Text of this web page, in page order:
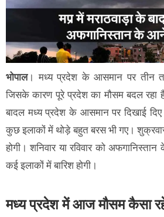
भोपाल। मध्य प्रदेश के आसमान पर तीन
जिसके कारण पूरे प्रदेश का मौसम बदल रहा
बादल मध्य प्रदेश के आसमान पर दिखाई
कुछ इलाकों में थोड़े बहुत बरस भी गए।
होगी। शनिवार या रविवार को
कई इलाकों में बारिश होगी।
मध्य प्रदेश में आज मौसम कैसा